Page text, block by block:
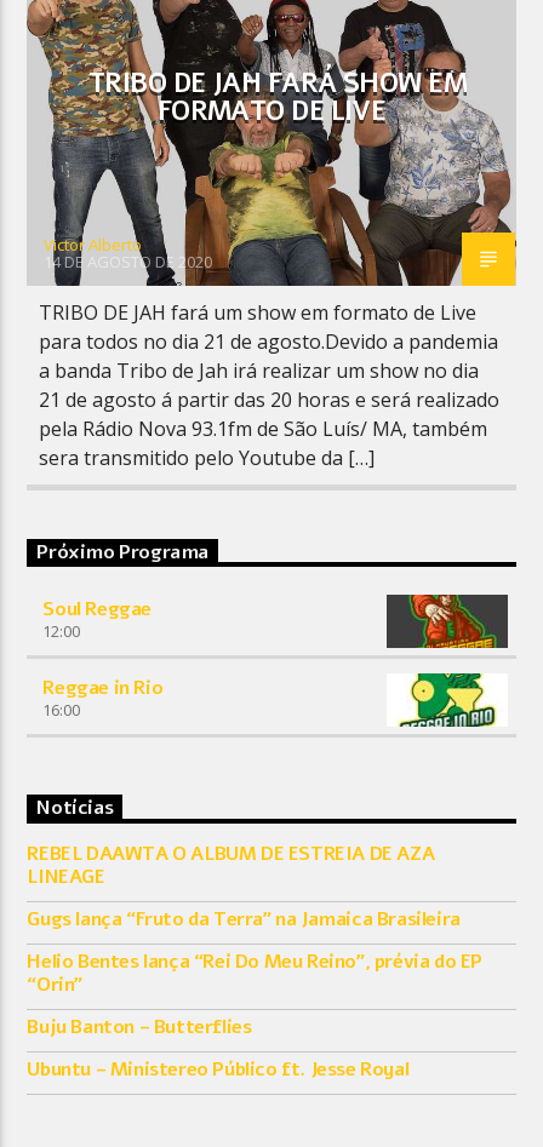
Planeta Reggae
TRIBO DE JAH FARÁ SHOW EM
FORMATO DE LIVE
Victor Alberto
14 DE AGOSTO DE 2020
TRIBO DE JAH fará um show em formato de Live
para todos no dia 21 de agosto.Devido a pandemia
a banda Tribo de Jah irá realizar um show no dia
21 de agosto á partir das 20 horas e será realizado
pela Rádio Nova 93.1fm de São Luís/ MA, também
sera transmitido pelo Youtube da […]
Próximo Programa
Soul Reggae
12:00
Reggae in Rio
16:00
Notícias
REBEL DAAWTA O ALBUM DE ESTREIA DE AZA
LINEAGE
Gugs lança “Fruto da Terra” na Jamaica Brasileira
Helio Bentes lança “Rei Do Meu Reino”, prévia do EP
“Orin”
Buju Banton – Butterflies
Ubuntu – Ministereo Público ft. Jesse Royal